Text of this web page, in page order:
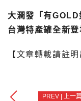
大潤發「有
台灣特產罐全新登
【文章轉載請註明
PREV | 上一篇